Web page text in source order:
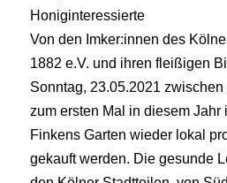
Honiginteressierte
Von den Imker:innen des
1882 e.V. und ihren fleißigen
Sonntag, 23.05.2021
zum ersten Mal in diesem Jahr
Finkens Garten wieder lokal
gekauft werden. Die gesunde